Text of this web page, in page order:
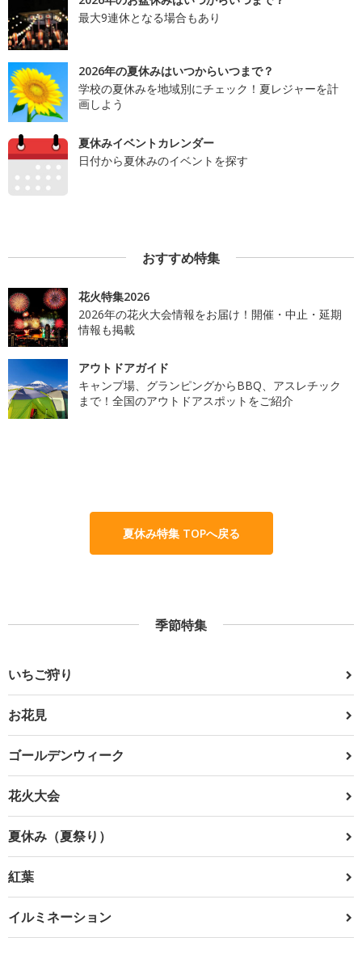
最大9連休となる場合もあり
2026年の夏休みはいつからいつまで？
学校の夏休みを地域別にチェック！夏レジャーを計
画しよう
夏休みイベントカレンダー
日付から夏休みのイベントを探す
おすすめ特集
花火特集2026
2026年の花火大会情報をお届け！開催・中止・延期
情報も掲載
アウトドアガイド
キャンプ場、グランピングからBBQ、アスレチック
まで！全国のアウトドアスポットをご紹介
夏休み特集 TOPへ戻る
季節特集
いちご狩り
お花見
ゴールデンウィーク
花火大会
夏休み（夏祭り）
紅葉
イルミネーション